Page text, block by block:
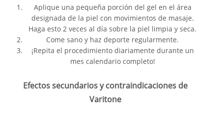
Aplique una pequeña porción del gel en el área
designada de la piel con movimientos de masaje.
Haga esto 2 veces al día sobre la piel limpia y seca.
Come sano y haz deporte regularmente.
¡Repita el procedimiento diariamente durante un
mes calendario completo!
Efectos secundarios y contraindicaciones de
Varitone